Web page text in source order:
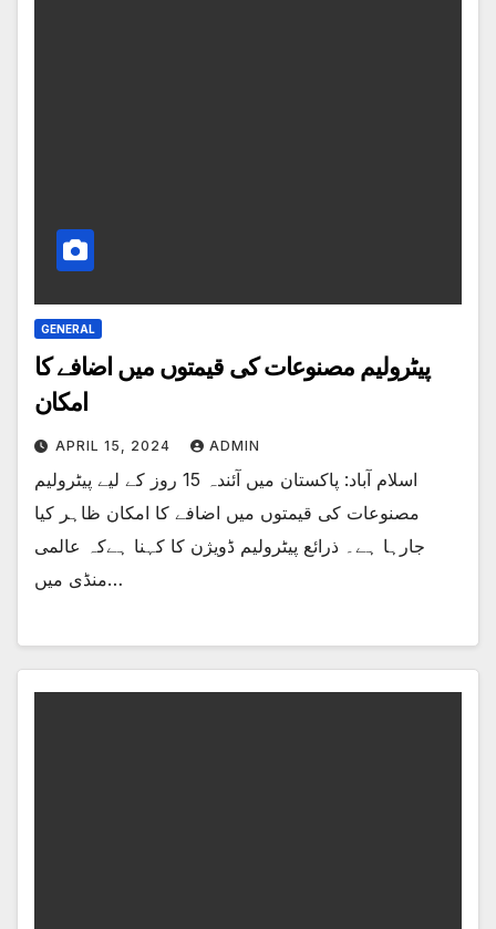
GENERAL
پیٹرولیم مصنوعات کی قیمتوں میں اضافے کا
امکان
APRIL 15, 2024 ADMIN
اسلام آباد: پاکستان میں آئندہ 15 روز کے لیے پیٹرولیم
مصنوعات کی قیمتوں میں اضافے کا امکان ظاہر کیا
جارہا ہے۔ ذرائع پیٹرولیم ڈویژن کا کہنا ہےکہ عالمی
منڈی میں…